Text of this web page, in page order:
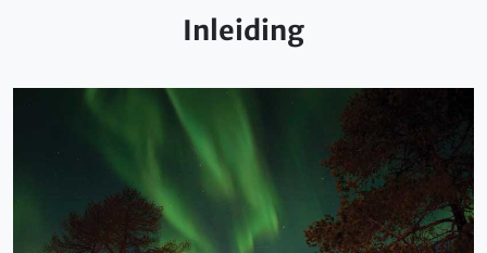
Inleiding